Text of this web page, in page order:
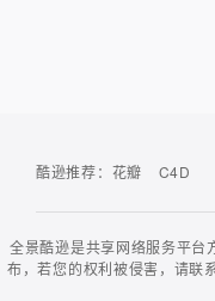
酷逊推荐： 花瓣 C4D
全景酷逊是共享网络服务平台
布，若您的权利被侵害，请